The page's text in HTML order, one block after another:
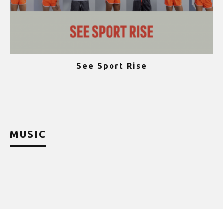
See Sport Rise
MUSIC